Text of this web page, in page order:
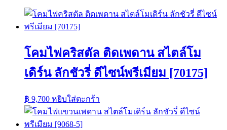
โคมไฟคริสตัล ติดเพดาน สไตล์โม
เดิร์น ลักชัวรี่ ดีไซน์พรีเมียม [70175]
฿ 9,700 หยิบใส่ตะกร้า